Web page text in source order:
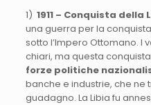
1) 1911 – Conquista della
una guerra per la
sotto l’Impero Ottomano. I
chiari, ma questa
forze politiche
banche e industrie, che ne
guadagno. La Libia fu